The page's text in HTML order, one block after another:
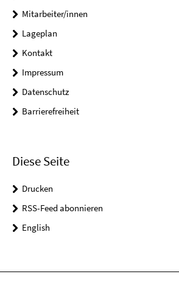
Mitarbeiter/innen
Lageplan
Kontakt
Impressum
Datenschutz
Barrierefreiheit
Diese Seite
Drucken
RSS-Feed abonnieren
English